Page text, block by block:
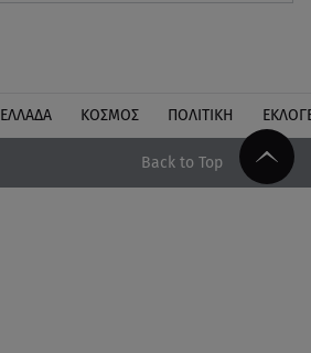
ΕΛΛΑΔΑ ΚΟΣΜΟΣ ΠΟΛΙΤΙΚΗ
Back to Top